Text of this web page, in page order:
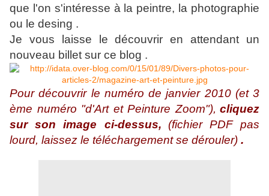
que l'on s'intéresse à la peintre, la photographie
ou le desing .
Je vous laisse le découvrir en attendant un
nouveau billet sur ce blog .
Pour découvrir le numéro de janvier 2010 (et 3
ème numéro "d'Art et Peinture Zoom"), cliquez
sur son image ci-dessus, (fichier PDF pas
lourd, laissez le téléchargement se dérouler) .